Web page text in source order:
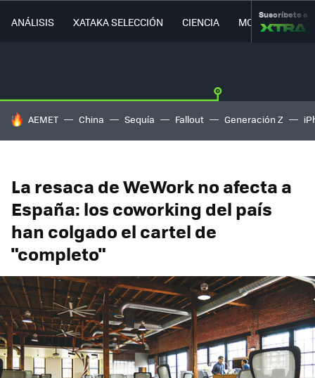
ANÁLISIS XATAKA SELECCIÓN CIENCIA MOVILIDAD
Suscríbete a
HOY SE HABLA DE
AEMET China Sequía Fallout Generación Z
La resaca de WeWork no afecta a
España: los coworking del país
han colgado el cartel de
"completo"